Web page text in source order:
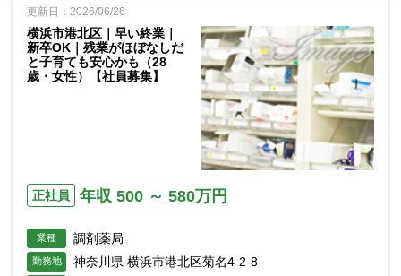
更新日：2026/06/26
横浜市港北区｜早い終業｜
新卒OK｜残業がほぼなしだ
と子育ても安心かも（28
歳・女性）【社員募集】
正社員 年収 500 ～ 580万円
業種 調剤薬局
勤務地 神奈川県 横浜市港北区菊名4-2-8